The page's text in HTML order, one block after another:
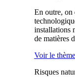
En outre, on
installations
de matières
Voir le thème
Risques